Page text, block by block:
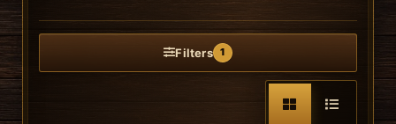
Filters 1